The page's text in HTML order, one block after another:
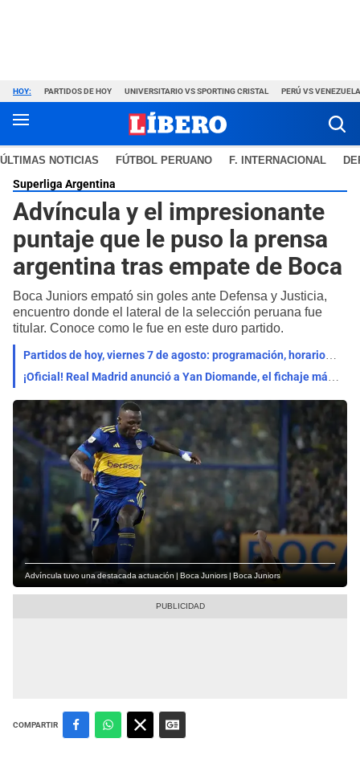
HOY: PARTIDOS DE HOY UNIVERSITARIO VS SPORTING CRISTAL PERÚ VS VENEZUELA
ÚLTIMAS NOTICIAS FÚTBOL PERUANO F. INTERNACIONAL
Superliga Argentina
Advíncula y el impresionante
puntaje que le puso la prensa
argentina tras empate de Boca
Boca Juniors empató sin goles ante Defensa y Justicia,
encuentro donde el lateral de la selección peruana fue
titular. Conoce como le fue en este duro partido.
Partidos de hoy, viernes 7 de agosto: programación, horarios y canales para ver fútbol GRATIS
¡Oficial! Real Madrid anunció a Yan Diomande, el fichaje más caro de su historia: ¿Cuánto pagó?
Advíncula tuvo una destacada actuación | Boca Juniors | Boca Juniors
COMPARTIR